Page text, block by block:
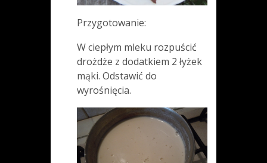
Przygotowanie:
W ciepłym mleku rozpuścić
drożdże z dodatkiem 2 łyżek
mąki. Odstawić do
wyrośnięcia.